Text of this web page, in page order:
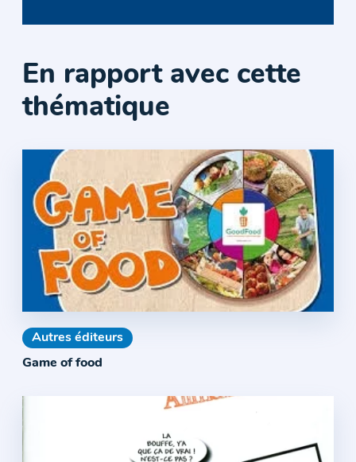
En rapport avec cette
thématique
Autres éditeurs
Game of food